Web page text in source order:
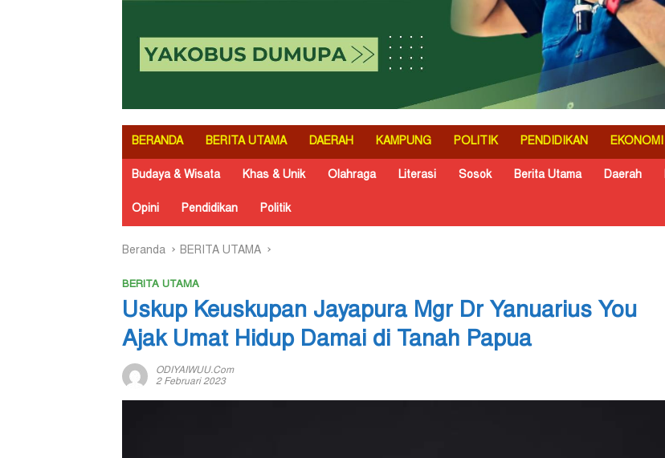
BERANDA BERITA UTAMA DAERAH KAMPUNG POLITIK PENDIDIKAN EKONOMI
Budaya & Wisata Khas & Unik Olahraga Literasi Sosok Berita Utama Daerah
Opini Pendidikan Politik
Beranda BERITA UTAMA
BERITA UTAMA
Uskup Keuskupan Jayapura Mgr Dr Yanuarius You
Ajak Umat Hidup Damai di Tanah Papua
ODIYAIWUU.com
2 Februari 2023